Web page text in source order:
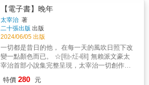
場所的人，根本不會認為那個人可憐。 & ＃ 家
人是可以製造的東西嗎？假設爸爸、澄香跟我
的關係類似土鍋，那應該是比製造更有機的關
係不是嗎？為了避免在開大火時破裂，要先製
造出好的裂痕，一旦裂痕開始變深了，就必須
再保養一次。裂痕是必要的。因為沒有裂痕的
完美形體很容易就會毀損。因此要珍視著裂痕
過日子。我們就這樣，在心中祈求能永久相
伴，一天天過下去。 & ＃ 位在胸口附近的一團
▍內容摘錄 ＃ 一次次建立關係，又總是一次次
親手摧毀，我之所以能夠這般肆無忌憚地放棄
關係，是因為有一個可以回去的地方，那就是
爸爸。擁有一雙湖泊般雙眼的爸爸，理所當然
般接納一切的爸爸，一直都在。可是，爸爸不
知把那雙湖泊般的眼睛遺落在何處了，正發出
冰冷的聲響。太麻煩了，拜託只讓我感到悲傷
就好。我這麼想。 & ＃ 等我有意識時，我們家
就是爸爸、澄香和我三個人一起過活。周遭的
tsi&acirc;nn好聽：《羅生門：芥川龍之介短篇
小說選Ｉ》」：聲音演出◎義興閣掌中劇團第
四代主演王凱生&Ocirc;ng Kh&aacute;i-
sing1989年出世，「義興閣掌中劇團」第四代
主演兼音樂設計，是偶戲藝術家、音樂創作
者，同時迒到劇場音樂設計、燈光設計和舞台
監督。新創「布袋戲搖滾音樂劇」之表演形
式，得著第九、十屆偶戲金掌獎「最佳配樂音
效獎」，入圍第十五屆台灣原創流行音樂大獎
伊對「欲餓死？抑是欲做賊」的難題，無閣躊
躇矣⋯⋯ & 掛意家己彼支長鼻仔的和尚；看輕
查某𡢃的讀冊人；想欲脫離地獄煞無慈悲心腸
的大賊頭；對未來茫茫渺渺的囡仔；做仙較輸
做人的杜子春；代誌亂操操捎無摠頭、毋知真
相到底是啥的「竹林內」⋯⋯ & 芥川高山疊疊
山，小說幻海海底海&mdash;&mdash;善抑是
惡，孤孀或溫柔，字字句句帶思量。文體變化
萬千，各種人物都有，掠世相來雕琢，將社會
【電子書】晚年
太宰治 著
二十張出版 出版
2024/06/05 出版
一切都是昔日的他， 在每一天的風吹日照下改
變一點顏色而已。 ☆[㍾-㍽-㍼] 無賴派文豪太
宰治首部小說集完整呈現，太宰治一切創作的
以自嘲式手段，揶揄自我，譏諷現實，作品充
特價 280 元